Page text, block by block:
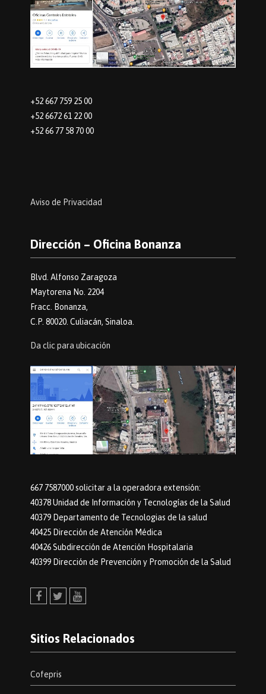
+52 667 759 25 00
+52 6672 61 22 00
+52 66 77 58 70 00
Aviso de Privacidad
Dirección – Oficina Bonanza
Blvd. Alfonso Zaragoza
Maytorena No. 2204
Fracc. Bonanza,
C.P. 80020. Culiacán, Sinaloa.
Da clic para ubicación
667 7587000 solicitar a la operadora extensión:
40378 Unidad de Información y Tecnologías de la Salud
40379 Departamento de Tecnologias de la salud
40425 Dirección de Atención Médica
40426 Subdirección de Atención Hospitalaria
40399 Dirección de Prevención y Promoción de la Salud
Sitios Relacionados
Cofepris